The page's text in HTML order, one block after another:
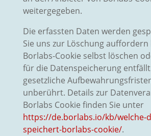
weitergegeben.
Die erfassten Daten werden
Sie uns zur Löschung auffordern
Borlabs-Cookie selbst löschen
für die Datenspeicherung
gesetzliche
unberührt. Details zur
Borlabs Cookie finden Sie unter
https://de.borlabs.io/kb/welche-
speichert-borlabs-cookie/.